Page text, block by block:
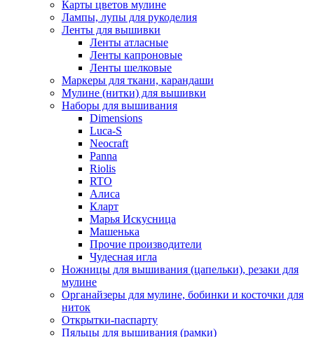
Карты цветов мулине
Лампы, лупы для рукоделия
Ленты для вышивки
Ленты атласные
Ленты капроновые
Ленты шелковые
Маркеры для ткани, карандаши
Мулине (нитки) для вышивки
Наборы для вышивания
Dimensions
Luca-S
Neocraft
Panna
Riolis
RTO
Алиса
Кларт
Марья Искусница
Машенька
Прочие производители
Чудесная игла
Ножницы для вышивания (цапельки), резаки для
мулине
Органайзеры для мулине, бобинки и косточки для
ниток
Открытки-паспарту
Пяльцы для вышивания (рамки)